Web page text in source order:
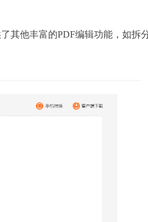
其他丰富的PDF编辑功能，如拆分